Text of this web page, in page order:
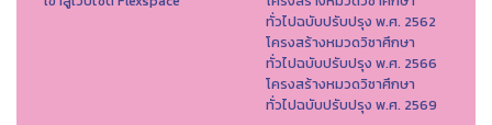
ทั่วไปฉบับปรับปรุง พ.ศ. 2562
โครงสร้างหมวดวิชาศึกษา
ทั่วไปฉบับปรับปรุง พ.ศ. 2566
โครงสร้างหมวดวิชาศึกษา
ทั่วไปฉบับปรับปรุง พ.ศ. 2569